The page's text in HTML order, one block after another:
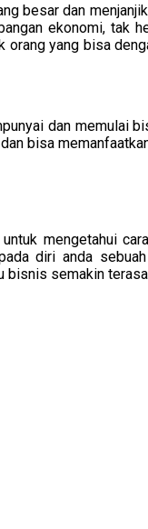
besar dan
ekonomi, tak
orang yang bisa
dan memulai
bisa
mengetahui
diri anda
bisnis semakin